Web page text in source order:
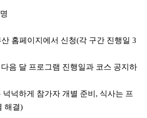
명
홈페이지에서 신청(각 구간 진행일 3
다음 달 프로그램 진행일과 코스 공지하
넉넉하게 참가자 개별 준비 , 식사는 프
해결)